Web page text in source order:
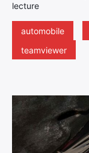
lecture
automobile
teamviewer